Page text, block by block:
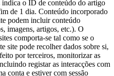
indica o ID de conteúdo do artigo
de 1 dia. Conteúdo incorporado
podem incluir conteúdo
imagens, artigos, etc.). O
comporta-se tal como se o
site pode recolher dados sobre si,
por terceiros, monitorizar as
registar as interacções com
conta e estiver com sessão